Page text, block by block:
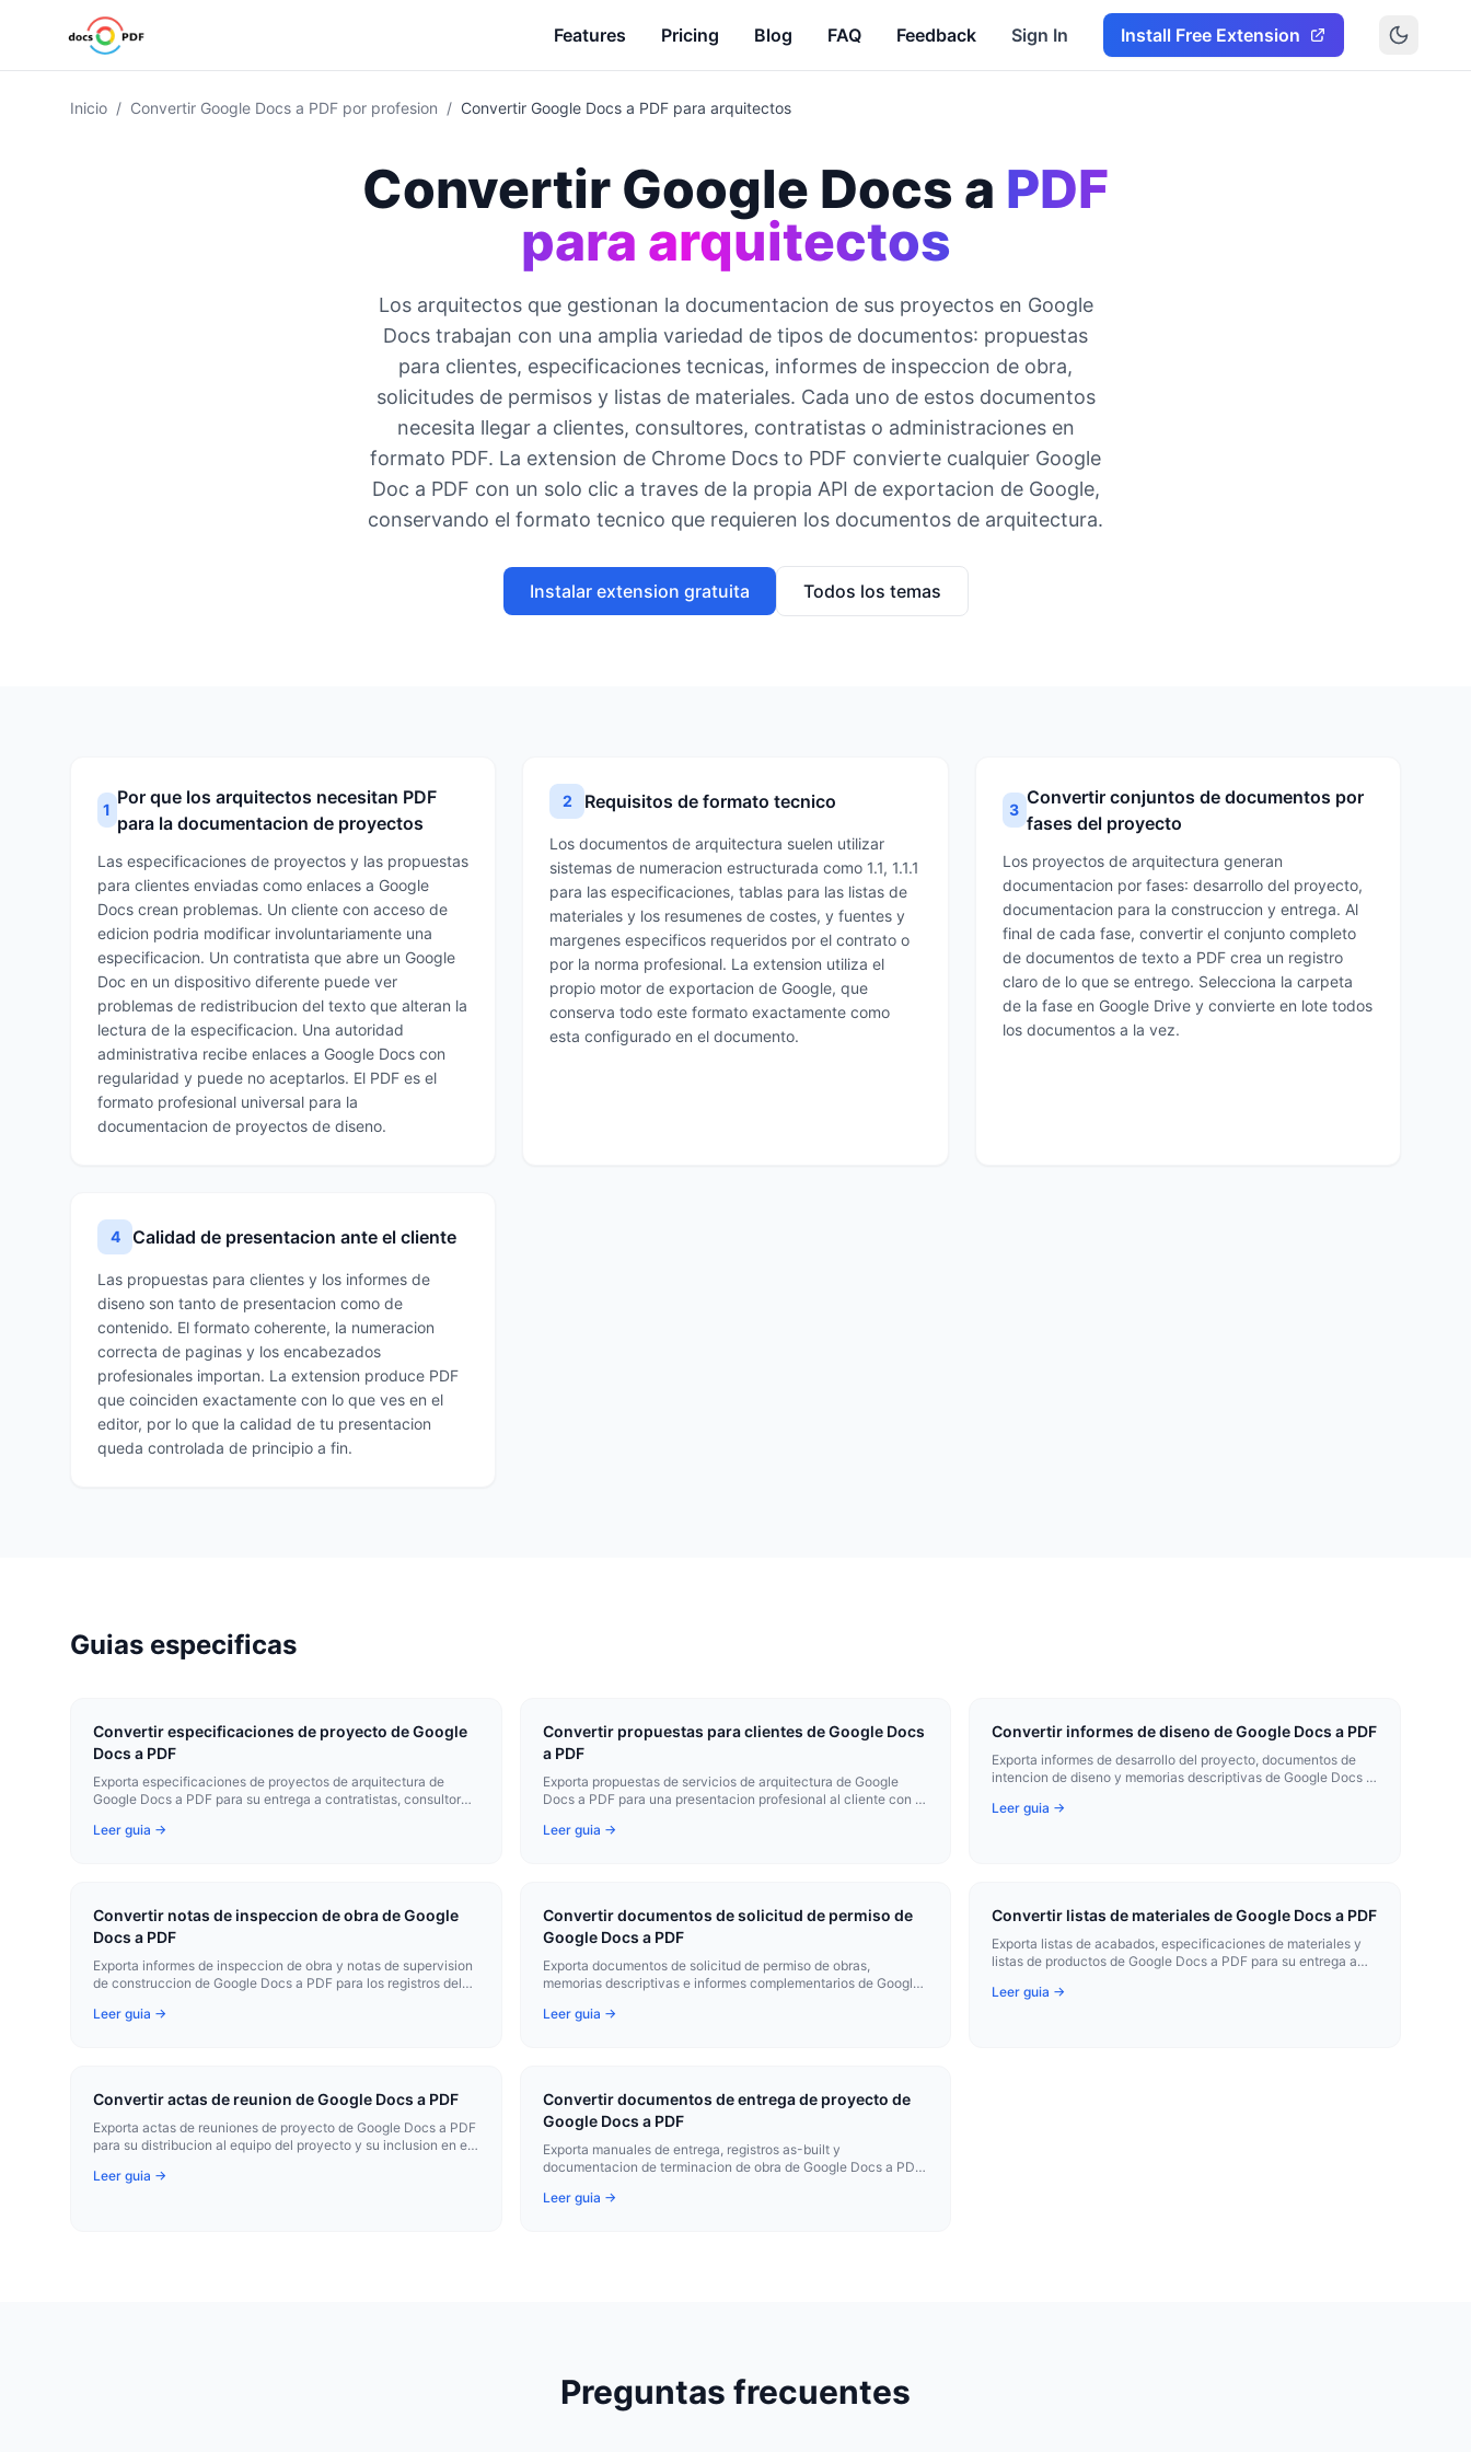
Features Pricing Blog FAQ Feedback Sign In Install Free Extension
Inicio / Convertir Google Docs a PDF por profesion / Convertir Google Docs a PDF para arquitectos
Convertir Google Docs a PDF
para arquitectos
Los arquitectos que gestionan la documentacion de sus proyectos en Google
Docs trabajan con una amplia variedad de tipos de documentos: propuestas
para clientes, especificaciones tecnicas, informes de inspeccion de obra,
solicitudes de permisos y listas de materiales. Cada uno de estos documentos
necesita llegar a clientes, consultores, contratistas o administraciones en
formato PDF. La extension de Chrome Docs to PDF convierte cualquier Google
Doc a PDF con un solo clic a traves de la propia API de exportacion de Google,
conservando el formato tecnico que requieren los documentos de arquitectura.
Instalar extension gratuita Todos los temas
1
Por que los arquitectos necesitan PDF
para la documentacion de proyectos
Las especificaciones de proyectos y las propuestas
para clientes enviadas como enlaces a Google
Docs crean problemas. Un cliente con acceso de
edicion podria modificar involuntariamente una
especificacion. Un contratista que abre un Google
Doc en un dispositivo diferente puede ver
problemas de redistribucion del texto que alteran la
lectura de la especificacion. Una autoridad
administrativa recibe enlaces a Google Docs con
regularidad y puede no aceptarlos. El PDF es el
formato profesional universal para la
documentacion de proyectos de diseno.
2 Requisitos de formato tecnico
Los documentos de arquitectura suelen utilizar
sistemas de numeracion estructurada como 1.1, 1.1.1
para las especificaciones, tablas para las listas de
materiales y los resumenes de costes, y fuentes y
margenes especificos requeridos por el contrato o
por la norma profesional. La extension utiliza el
propio motor de exportacion de Google, que
conserva todo este formato exactamente como
esta configurado en el documento.
3
Convertir conjuntos de documentos por
fases del proyecto
Los proyectos de arquitectura generan
documentacion por fases: desarrollo del proyecto,
documentacion para la construccion y entrega. Al
final de cada fase, convertir el conjunto completo
de documentos de texto a PDF crea un registro
claro de lo que se entrego. Selecciona la carpeta
de la fase en Google Drive y convierte en lote todos
los documentos a la vez.
4 Calidad de presentacion ante el cliente
Las propuestas para clientes y los informes de
diseno son tanto de presentacion como de
contenido. El formato coherente, la numeracion
correcta de paginas y los encabezados
profesionales importan. La extension produce PDF
que coinciden exactamente con lo que ves en el
editor, por lo que la calidad de tu presentacion
queda controlada de principio a fin.
Guias especificas
Convertir especificaciones de proyecto de Google
Docs a PDF
Exporta especificaciones de proyectos de arquitectura de
Google Docs a PDF para su entrega a contratistas, consultores
Leer guia →
Convertir propuestas para clientes de Google Docs
a PDF
Exporta propuestas de servicios de arquitectura de Google
Docs a PDF para una presentacion profesional al cliente con el
intactos.
Leer guia →
Convertir informes de diseno de Google Docs a PDF
Exporta informes de desarrollo del proyecto, documentos de
intencion de diseno y memorias descriptivas de Google Docs a
Leer guia →
Convertir notas de inspeccion de obra de Google
Docs a PDF
Exporta informes de inspeccion de obra y notas de supervision
de construccion de Google Docs a PDF para los registros del
Leer guia →
Convertir documentos de solicitud de permiso de
Google Docs a PDF
Exporta documentos de solicitud de permiso de obras,
memorias descriptivas e informes complementarios de Google
Leer guia →
Convertir listas de materiales de Google Docs a PDF
Exporta listas de acabados, especificaciones de materiales y
listas de productos de Google Docs a PDF para su entrega a
Leer guia →
Convertir actas de reunion de Google Docs a PDF
Exporta actas de reuniones de proyecto de Google Docs a PDF
para su distribucion al equipo del proyecto y su inclusion en el
Leer guia →
Convertir documentos de entrega de proyecto de
Google Docs a PDF
Exporta manuales de entrega, registros as-built y
documentacion de terminacion de obra de Google Docs a PDF
Leer guia →
Preguntas frecuentes